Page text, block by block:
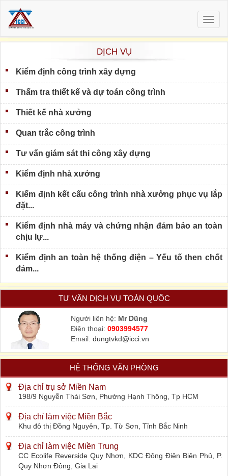
DỊCH VỤ
Kiểm định công trình xây dựng
Thẩm tra thiết kế và dự toán công trình
Thiết kế nhà xưởng
Quan trắc công trình
Tư vấn giám sát thi công xây dựng
Kiểm định nhà xưởng
Kiểm định kết cấu công trình nhà xưởng phục vụ lắp
đặt...
Kiểm định nhà máy và chứng nhận đảm bảo an toàn
chịu lự...
Kiểm định an toàn hệ thống điện – Yếu tố then chốt
đảm...
TƯ VẤN DỊCH VỤ TOÀN QUỐC
Người liên hệ: Mr Dũng
Điện thoại: 0903994577
Email: dungtvkd@icci.vn
HỆ THỐNG VĂN PHÒNG
Địa chỉ trụ sở Miền Nam
198/9 Nguyễn Thái Sơn, Phường Hạnh Thông, Tp HCM
Địa chỉ làm việc Miền Bắc
Khu đô thị Đồng Nguyên, Tp. Từ Sơn, Tỉnh Bắc Ninh
Địa chỉ làm việc Miền Trung
CC Ecolife Reverside Quy Nhơn, KDC Đông Điện Biên Phủ, P.
Quy Nhơn Đông, Gia Lai